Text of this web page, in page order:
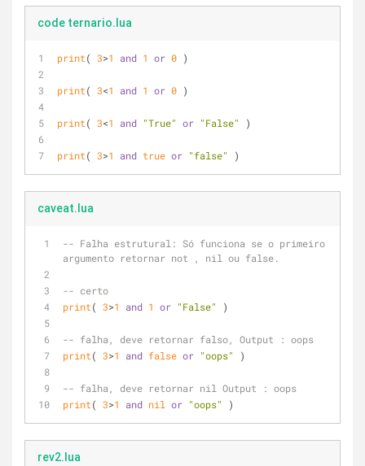
code ternario.lua
print( 3>1 and 1 or 0 )
print( 3<1 and 1 or 0 )
print( 3<1 and "True" or "False" )
print( 3>1 and true or "false" )
caveat.lua
-- Falha estrutural: Só funciona se o primeiro
argumento retornar not , nil ou false.
-- certo
print( 3>1 and 1 or "False" )
-- falha, deve retornar falso, Output : oops
print( 3>1 and false or "oops" )
-- falha, deve retornar nil Output : oops
print( 3>1 and nil or "oops" )
rev2.lua